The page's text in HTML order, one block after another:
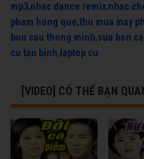
mp3,nhac dance remix,nhac
pham hong que,thu mua may
bon cau thong minh,sua bon
cu tan binh, laptop cu
[VIDEO] CÓ THỂ BẠN